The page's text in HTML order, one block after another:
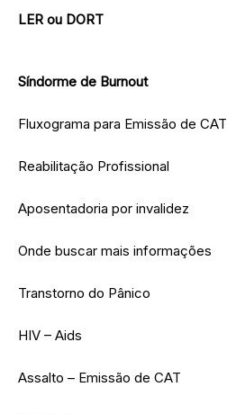
LER ou DORT
Síndorme de Burnout
Fluxograma para Emissão de CAT
Reabilitação Profissional
Aposentadoria por invalidez
Onde buscar mais informações
Transtorno do Pânico
HIV – Aids
Assalto – Emissão de CAT